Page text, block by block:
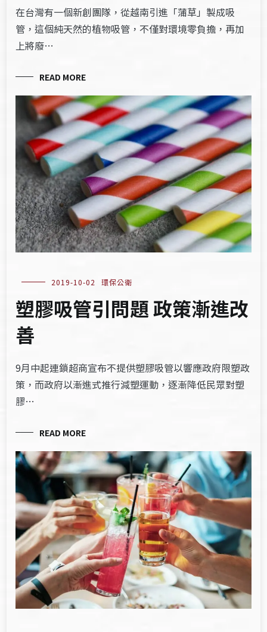
在台灣有一個新創團隊，從越南引進「蒲草」製成吸
管，這個純天然的植物吸管，不僅對環境零負擔，再加
上將廢…
READ MORE
2019-10-02 環保公衛
塑膠吸管引問題 政策漸進改
善
9月中起連鎖超商宣布不提供塑膠吸管以響應政府限塑政
策，而政府以漸進式推行減塑運動，逐漸降低民眾對塑
膠…
READ MORE